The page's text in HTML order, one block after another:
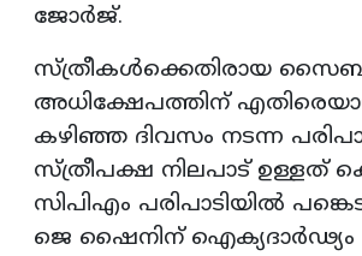
ജോർജ്.
സ്ത്രീകൾക്കെതിരായ
അധിക്ഷേപത്തിന്
കഴിഞ്ഞ ദിവസം നടന്ന
സ്ത്രീപക്ഷ നിലപാട് ഉള്ളത്
സിപിഎം പരിപാടിയിൽ
ജെ ഷൈനിന് ഐക്യദാർഢ്യം